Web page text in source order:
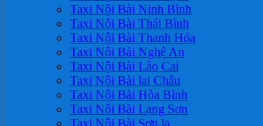
Taxi Nội Bài Ninh Bình
Taxi Nội Bài Thái Bình
Taxi Nội Bài Thanh Hóa
Taxi Nội Bài Nghệ An
Taxi Nội Bài Lào Cai
Taxi Nội Bài lai Châu
Taxi Nội Bài Hòa Bình
Taxi Nội Bài Lạng Sơn
Taxi Nội Bài Sơn la